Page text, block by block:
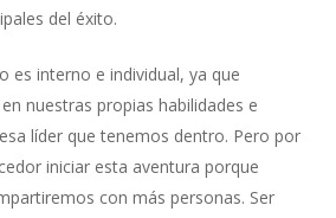
del éxito.
es interno e individual, ya que
nuestras propias habilidades e
líder que tenemos dentro. Pero por
iniciar esta aventura porque
con más personas. Ser